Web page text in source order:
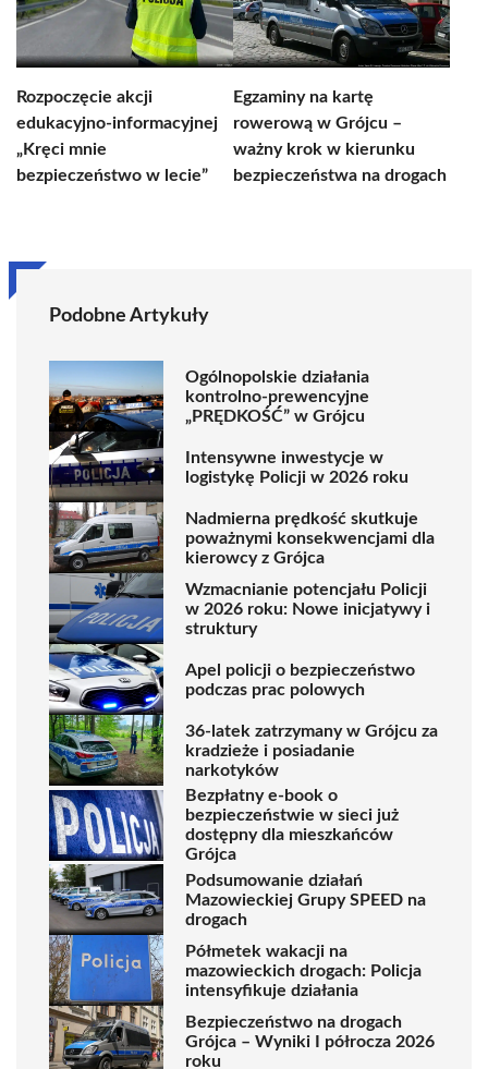
Rozpoczęcie akcji
edukacyjno-informacyjnej
„Kręci mnie
bezpieczeństwo w lecie”
Egzaminy na kartę
rowerową w Grójcu –
ważny krok w kierunku
bezpieczeństwa na drogach
Podobne Artykuły
Ogólnopolskie działania
kontrolno-prewencyjne
„PRĘDKOŚĆ” w Grójcu
Intensywne inwestycje w
logistykę Policji w 2026 roku
Nadmierna prędkość skutkuje
poważnymi konsekwencjami dla
kierowcy z Grójca
Wzmacnianie potencjału Policji
w 2026 roku: Nowe inicjatywy i
struktury
Apel policji o bezpieczeństwo
podczas prac polowych
36-latek zatrzymany w Grójcu za
kradzieże i posiadanie
narkotyków
Bezpłatny e-book o
bezpieczeństwie w sieci już
dostępny dla mieszkańców
Grójca
Podsumowanie działań
Mazowieckiej Grupy SPEED na
drogach
Półmetek wakacji na
mazowieckich drogach: Policja
intensyfikuje działania
Bezpieczeństwo na drogach
Grójca – Wyniki I półrocza 2026
roku